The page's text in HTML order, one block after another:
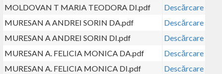
MOLDOVAN T MARIA TEODORA DI.pdf
Descărcare
MURESAN A ANDREI SORIN DA.pdf
Descărcare
MURESAN A ANDREI SORIN DI.pdf
Descărcare
MURESAN A. FELICIA MONICA DA.pdf
Descărcare
MURESAN A. FELICIA MONICA DI.pdf
Descărcare